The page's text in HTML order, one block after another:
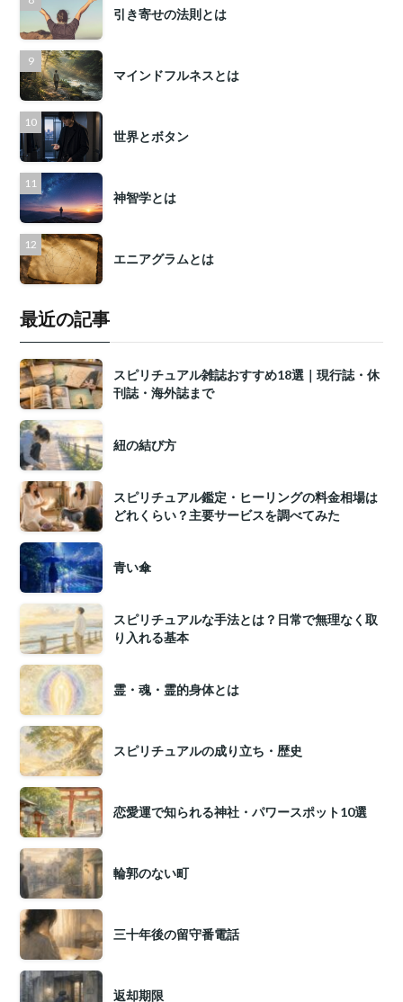
引き寄せの法則とは
マインドフルネスとは
世界とボタン
神智学とは
エニアグラムとは
最近の記事
スピリチュアル雑誌おすすめ18選｜現行誌・休
刊誌・海外誌まで
紐の結び方
スピリチュアル鑑定・ヒーリングの料金相場は
どれくらい？主要サービスを調べてみた
青い傘
スピリチュアルな手法とは？日常で無理なく取
り入れる基本
霊・魂・霊的身体とは
スピリチュアルの成り立ち・歴史
恋愛運で知られる神社・パワースポット10選
輪郭のない町
三十年後の留守番電話
返却期限